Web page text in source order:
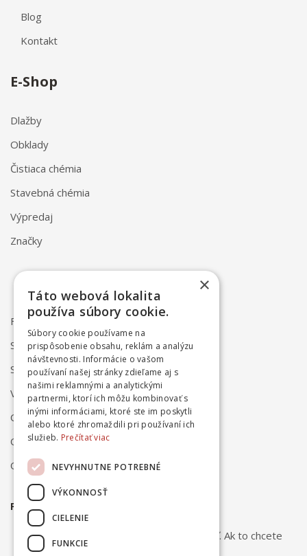
Blog
Kontakt
E-Shop
Dlažby
Obklady
Čistiaca chémia
Stavebná chémia
Výpredaj
Značky
FAQ
Spôsob dodania
Spôsob platby
Vrátenie a reklamácia
Odstúpenie od zmluvy online
Obchodné podmienky
Ochrana osobných údajov
PRIHLÁSTE SA NA ODBER NOVINIEK
Odber noviniek môžete kedykoľvek zrušiť. Ak to chcete
×
Táto webová lokalita
používa súbory cookie.
Súbory cookie používame na
prispôsobenie obsahu, reklám a analýzu
návštevnosti. Informácie o vašom
používaní našej stránky zdieľame aj s
našimi reklamnými a analytickými
partnermi, ktorí ich môžu kombinovať s
inými informáciami, ktoré ste im poskytli
alebo ktoré zhromaždili pri používaní ich
služieb. Prečítať viac
NEVYHNUTNE POTREBNÉ
VÝKONNOSŤ
CIELENIE
FUNKCIE